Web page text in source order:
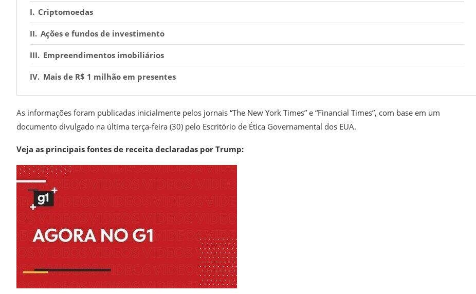
Criptomoedas
Ações e fundos de investimento
Empreendimentos imobiliários
Mais de R$ 1 milhão em presentes
As informações foram publicadas inicialmente pelos jornais “The New York Times” e “Financial Times”, com base em um
documento divulgado na última terça-feira (30) pelo Escritório de Ética Governamental dos EUA.
Veja as principais fontes de receita declaradas por Trump: